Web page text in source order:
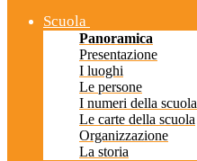
Scuola
Panoramica
Presentazione
I luoghi
Le persone
I numeri della scuola
Le carte della scuola
Organizzazione
La storia